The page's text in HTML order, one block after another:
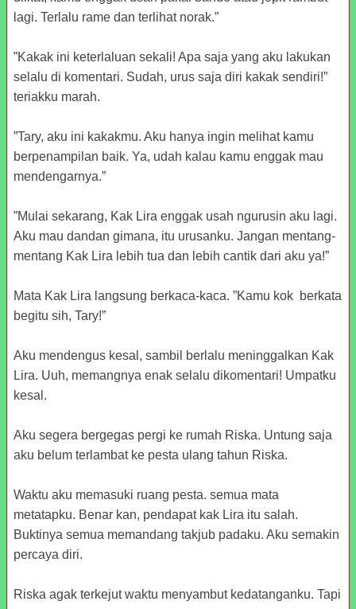
lagi. Terlalu rame dan terlihat norak.”
”Kakak ini keterlaluan sekali! Apa saja yang aku lakukan
selalu di komentari. Sudah, urus saja diri kakak sendiri!”
teriakku marah.
”Tary, aku ini kakakmu. Aku hanya ingin melihat kamu
berpenampilan baik. Ya, udah kalau kamu enggak mau
mendengarnya.”
”Mulai sekarang, Kak Lira enggak usah ngurusin aku lagi.
Aku mau dandan gimana, itu urusanku. Jangan mentang-
mentang Kak Lira lebih tua dan lebih cantik dari aku ya!”
Mata Kak Lira langsung berkaca-kaca. ”Kamu kok berkata
begitu sih, Tary!”
Aku mendengus kesal, sambil berlalu meninggalkan Kak
Lira. Uuh, memangnya enak selalu dikomentari! Umpatku
kesal.
Aku segera bergegas pergi ke rumah Riska. Untung saja
aku belum terlambat ke pesta ulang tahun Riska.
Waktu aku memasuki ruang pesta. semua mata
metatapku. Benar kan, pendapat kak Lira itu salah.
Buktinya semua memandang takjub padaku. Aku semakin
percaya diri.
Riska agak terkejut waktu menyambut kedatanganku. Tapi